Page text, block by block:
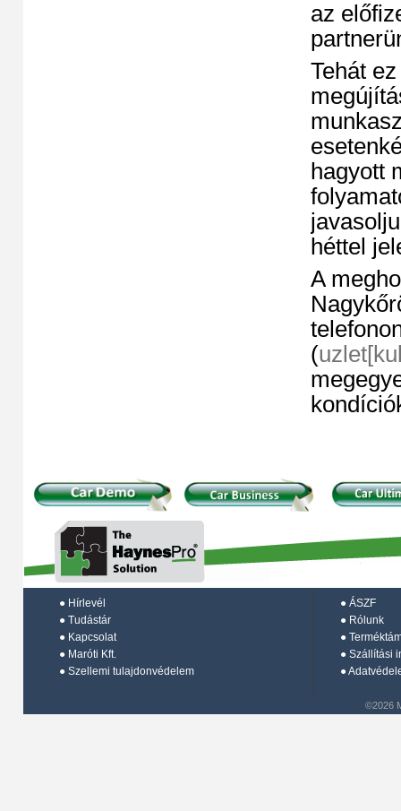
az
Tehát
hagyott
héttel
A
(
● Hírlevél
● Tudástár
● Kapcsolat
● Maróti Kft.
● Szellemi tulajdonvédelem
● ÁSZF
● Rólunk
●
● Szállítási
●
©2026